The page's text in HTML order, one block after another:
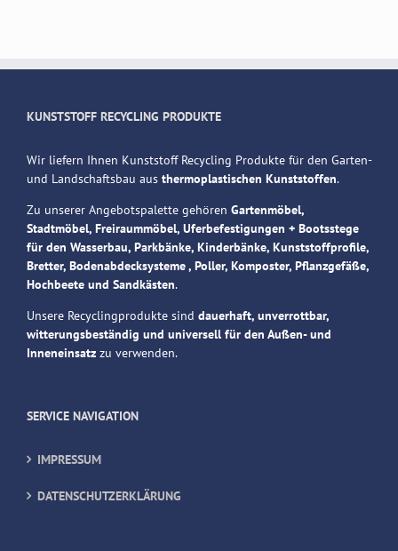
KUNSTSTOFF RECYCLING PRODUKTE
Wir liefern Ihnen Kunststoff Recycling Produkte für den Garten-
und Landschaftsbau aus thermoplastischen Kunststoffen.
Zu unserer Angebotspalette gehören Gartenmöbel,
Stadtmöbel, Freiraummöbel, Uferbefestigungen + Bootsstege
für den Wasserbau, Parkbänke, Kinderbänke, Kunststoffprofile,
Bretter, Bodenabdecksysteme , Poller, Komposter, Pflanzgefäße,
Hochbeete und Sandkästen.
Unsere Recyclingprodukte sind dauerhaft, unverrottbar,
witterungsbeständig und universell für den Außen- und
Inneneinsatz zu verwenden.
SERVICE NAVIGATION
IMPRESSUM
DATENSCHUTZERKLÄRUNG